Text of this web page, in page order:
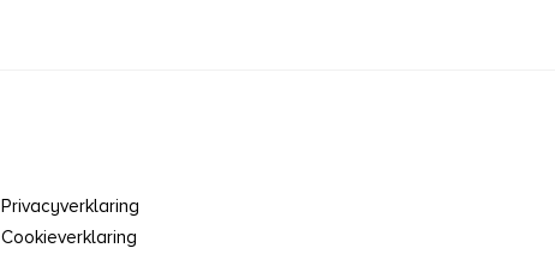
Privacyverklaring
Cookieverklaring